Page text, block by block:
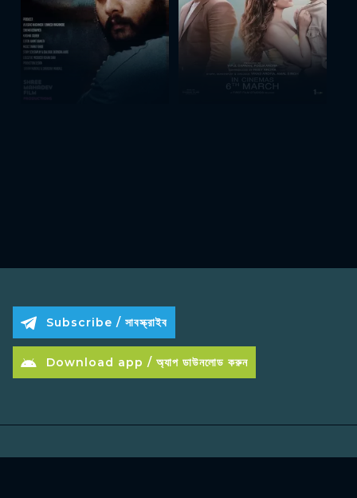
Subscribe / সাবস্ক্রাইব
Download app / অ্যাপ ডাউনলোড করুন